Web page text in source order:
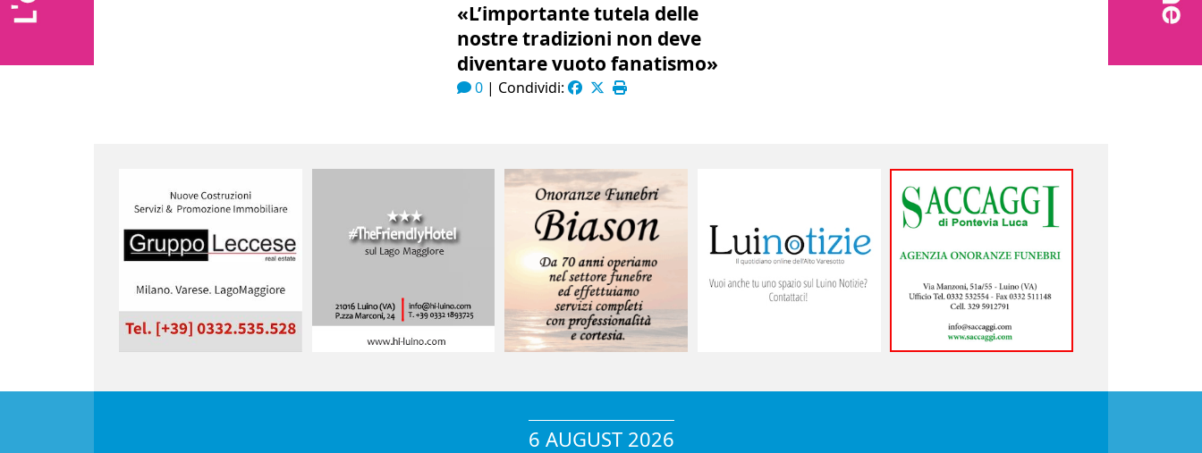
«L’importante tutela delle
nostre tradizioni non deve
diventare vuoto fanatismo»
0 | Condividi:
6 AUGUST 2026